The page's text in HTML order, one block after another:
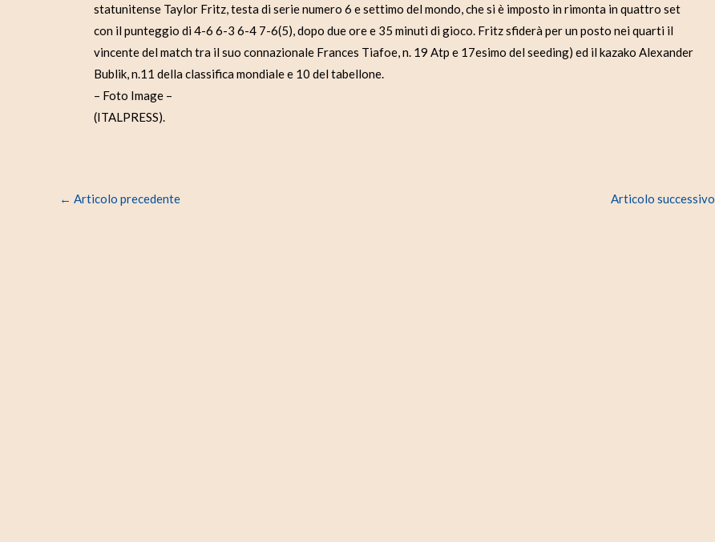
statunitense Taylor Fritz, testa di serie numero 6 e settimo del mondo, che si è imposto in rimonta in quattro set
con il punteggio di 4-6 6-3 6-4 7-6(5), dopo due ore e 35 minuti di gioco. Fritz sfiderà per un posto nei quarti il
vincente del match tra il suo connazionale Frances Tiafoe, n. 19 Atp e 17esimo del seeding) ed il kazako Alexander
Bublik, n.11 della classifica mondiale e 10 del tabellone.
– Foto Image –
(ITALPRESS).
← Articolo precedente Articolo successivo